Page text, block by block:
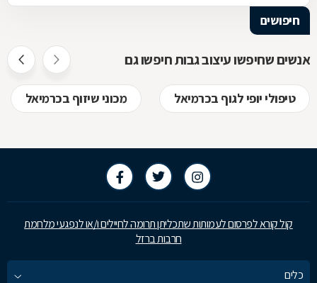
חיפושים
אנשים שחיפשו עיצוב גבות חיפשו גם
טיפולי יופי לגוף בכרמיאל מכוני שיזוף בכרמיאל
קול קורא לפרסום לעמותות שתכליתן תרומה לחיילים ו/או לנפגעי מלחמת
חרבות ברזל
כלים